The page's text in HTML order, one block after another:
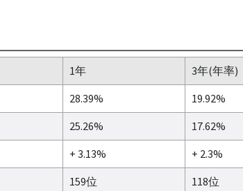
1年 3年(年率)
28.39% 19.92%
25.26% 17.62%
+ 3.13% + 2.3%
159位 118位